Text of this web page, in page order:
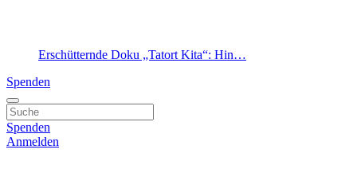
Erschütternde Doku „Tatort Kita“: Hin…
Spenden
Spenden
Anmelden